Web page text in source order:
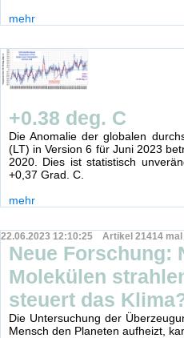
mehr
+0.38 deg. C
Die Anomalie der globalen
(LT) in Version 6 für Juni 2023
2020. Dies ist statistisch
+0,37 Grad. C.
mehr
22.06.2023 12:10:25 Artikel 21414 mal
Neue Forschung:
Molekülen
steuert das
Die Untersuchung der
Mensch den Planeten aufheizt,